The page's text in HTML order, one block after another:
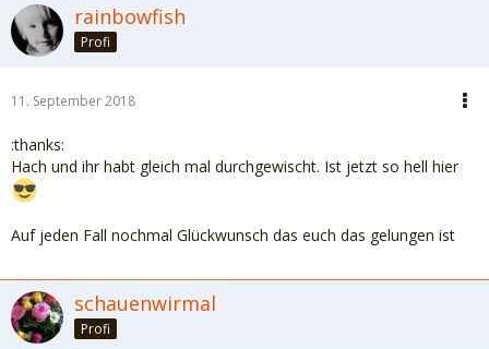
rainbowfish
Profi
11. September 2018
:thanks:
Hach und ihr habt gleich mal durchgewischt. Ist jetzt so hell hier
Auf jeden Fall nochmal Glückwunsch das euch das gelungen ist
schauenwirmal
Profi